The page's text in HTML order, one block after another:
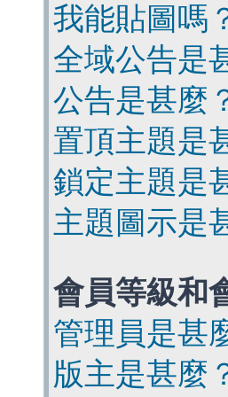
我能貼圖嗎
全域公告是
公告是甚麼
置頂主題是
鎖定主題是
主題圖示是
會員等級和
管理員是甚
版主是甚麼